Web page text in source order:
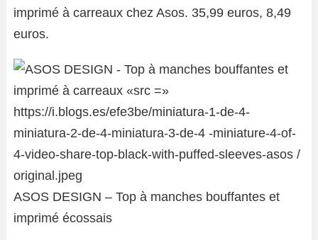
imprimé à carreaux chez Asos. 35,99 euros, 8,49
euros.
ASOS DESIGN – Top à manches bouffantes et
imprimé écossais